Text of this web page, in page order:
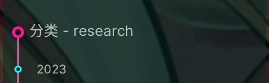
分类 - research
2023